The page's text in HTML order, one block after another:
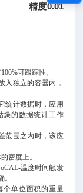
精度0.01
可跟踪性。
入独立的容器内，
统计数据时，应用
燥的数据统计工作
范围之内时，该应
密度上。
温度时间触发
个单位面积的重量